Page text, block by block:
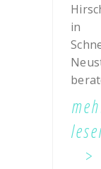
in